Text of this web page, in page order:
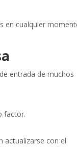
en cualquier
entrada de muchos
factor.
actualizarse con el